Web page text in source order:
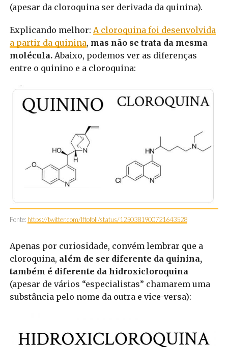
(apesar da cloroquina ser derivada da quinina).
Explicando melhor: A cloroquina foi desenvolvida
a partir da quinina, mas não se trata da mesma
molécula.Abaixo, podemos ver as diferenças
entre o quinino e a cloroquina:
Fonte: https://twitter.com/lftofoli/status/1250381900721643528
Apenas por curiosidade, convém lembrar que a
cloroquina, além de ser diferente da quinina,
também é diferente da hidroxicloroquina
(apesar de vários “especialistas” chamarem uma
substância pelo nome da outra e vice-versa):